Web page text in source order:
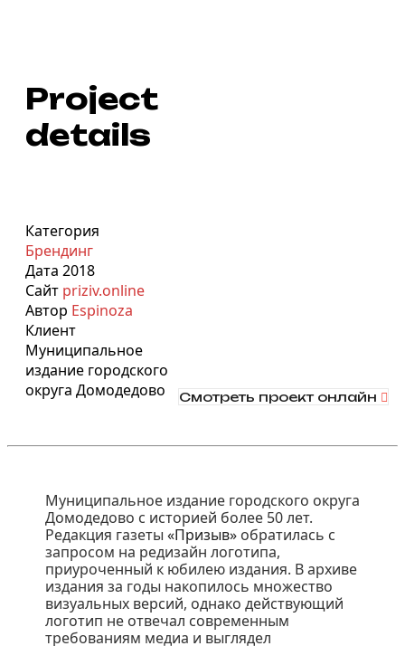
Project
details
Категория
Брендинг
Дата 2018
Сайт priziv.online
Автор Espinoza
Клиент
Муниципальное
издание городского
округа Домодедово
Смотреть проект онлайн
Муниципальное издание городского округа
Домодедово с историей более 50 лет.
Редакция газеты «Призыв» обратилась с
запросом на редизайн логотипа,
приуроченный к юбилею издания. В архиве
издания за годы накопилось множество
визуальных версий, однако действующий
логотип не отвечал современным
требованиям медиа и выглядел